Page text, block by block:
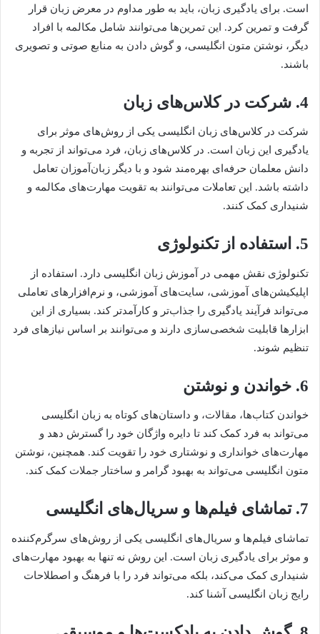
است. برای یادگیری زبان، باید به طور مداوم در معرض زبان قرار
گرفت و تمرین کرد. این تمرین‌ها می‌توانند شامل مکالمه با افراد
دیگر، نوشتن متون انگلیسی، و گوش دادن به منابع صوتی و تصویری
باشند.
4. شرکت در کلاس‌های زبان
شرکت در کلاس‌های زبان انگلیسی یکی از روش‌های موثر برای
یادگیری این زبان است. در کلاس‌های زبان، فرد می‌تواند از تجربه و
دانش معلمان حرفه‌ای بهره‌مند شود و با دیگر زبان‌آموزان تعامل
داشته باشد. این تعاملات می‌توانند به تقویت مهارت‌های مکالمه و
شنیداری کمک کنند.
5. استفاده از تکنولوژی
تکنولوژی نقش مهمی در آموزش زبان انگلیسی دارد. استفاده از
اپلیکیشن‌های آموزشی، سایت‌های آموزشی، و نرم‌افزارهای تعاملی
می‌تواند فرآیند یادگیری را جذاب‌تر و کارآمدتر کند. بسیاری از این
ابزارها قابلیت شخصی‌سازی دارند و می‌توانند بر اساس نیازهای فرد
تنظیم شوند.
6. خواندن و نوشتن
خواندن کتاب‌ها، مقالات، و داستان‌های کوتاه به زبان انگلیسی
می‌تواند به فرد کمک کند تا دایره واژگان خود را گسترش دهد و
مهارت‌های خوانداری و نوشتاری خود را تقویت کند. همچنین، نوشتن
متون انگلیسی می‌تواند به بهبود گرامر و ساختار جملات کمک کند.
7. تماشای فیلم‌ها و سریال‌های انگلیسی
تماشای فیلم‌ها و سریال‌های انگلیسی یکی از روش‌های سرگرم‌کننده
و موثر برای یادگیری زبان است. این روش نه تنها به بهبود مهارت‌های
شنیداری کمک می‌کند، بلکه می‌تواند فرد را با فرهنگ و اصطلاحات
رایج زبان انگلیسی آشنا کند.